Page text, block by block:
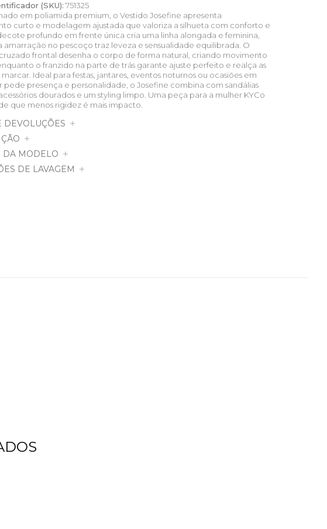
(SKU): 751325
em poliamida premium, o Vestido Josefine apresenta
curto e modelagem ajustada que valoriza a silhueta com conforto e
profundo em frente única cria uma linha alongada e feminina,
amarração no pescoço traz leveza e sensualidade equilibrada. O
frontal desenha o corpo de forma natural, criando movimento
o franzido na parte de trás garante ajuste perfeito e realça as
marcar. Ideal para festas, jantares, eventos noturnos ou ocasiões em
pede presença e personalidade, o Josefine combina com sandálias
dourados e um styling limpo. Uma peça para a mulher KYCo
que menos rigidez é mais impacto.
DEVOLUÇÕES
DA MODELO
DE LAVAGEM